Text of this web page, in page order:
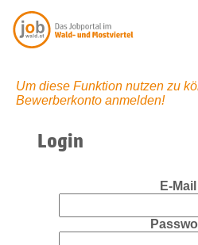
Um diese Funktion nutzen zu
Bewerberkonto anmelden!
Login
E-Mail